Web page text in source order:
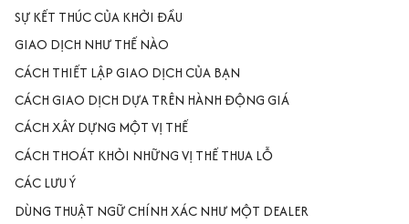
SỰ KẾT THÚC CỦA KHỞI ĐẦU
GIAO DỊCH NHƯ THẾ NÀO
CÁCH THIẾT LẬP GIAO DỊCH CỦA BẠN
CÁCH GIAO DỊCH DỰA TRÊN HÀNH ĐỘNG GIÁ
CÁCH XÂY DỰNG MỘT VỊ THẾ
CÁCH THOÁT KHỎI NHỮNG VỊ THẾ THUA LỖ
CÁC LƯU Ý
DÙNG THUẬT NGỮ CHÍNH XÁC NHƯ MỘT DEALER